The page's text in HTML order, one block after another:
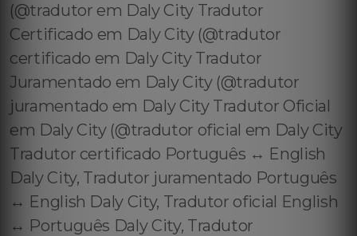
(@tradutor em Daly City Tradutor
Certificado em Daly City (@tradutor
certificado em Daly City Tradutor
Juramentado em Daly City (@tradutor
juramentado em Daly City Tradutor Oficial
em Daly City (@tradutor oficial em Daly City
Tradutor certificado Português ↔️ English
Daly City, Tradutor juramentado Português
↔️ English Daly City, Tradutor oficial English
↔️ Português Daly City, Tradutor